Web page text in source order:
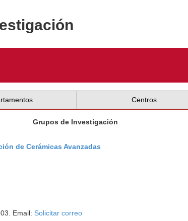
Centros
Grupos de Investigación
de Cerámicas Avanzadas
Email: Solicitar correo